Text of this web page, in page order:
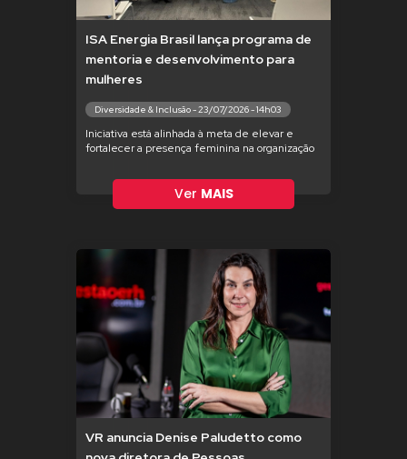
ISA Energia Brasil lança programa de
mentoria e desenvolvimento para
mulheres
Diversidade & Inclusão - 23/07/2026 - 14h03
Iniciativa está alinhada à meta de elevar e
fortalecer a presença feminina na organização
Ver MAIS
VR anuncia Denise Paludetto como